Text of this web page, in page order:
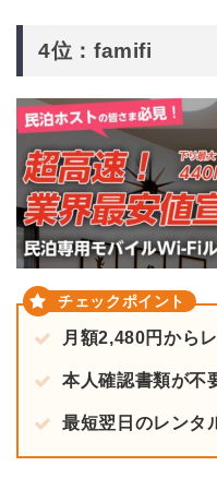
4位：famifi
月額2,480円から
本人確認書類が不
最短翌日のレンタ